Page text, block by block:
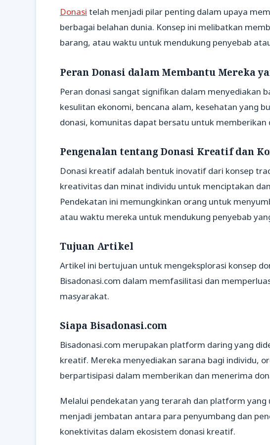
Donasi telah menjadi pilar penting dalam upaya
berbagai belahan dunia. Konsep ini melibatkan
barang, atau waktu untuk mendukung penyebab
Peran Donasi dalam Membantu Mereka
Peran donasi sangat signifikan dalam menyediakan
kesulitan ekonomi, bencana alam, kesehatan yang
donasi, komunitas dapat bersatu untuk memberikan
Pengenalan tentang Donasi Kreatif dan
Donasi kreatif adalah bentuk inovatif dari konsep
kreativitas dan minat individu untuk menciptakan
Pendekatan ini memungkinkan orang untuk
atau waktu mereka untuk mendukung penyebab
Tujuan Artikel
Artikel ini bertujuan untuk mengeksplorasi konsep
Bisadonasi.com dalam memfasilitasi dan
masyarakat.
Siapa Bisadonasi.com
Bisadonasi.com merupakan platform daring yang
kreatif. Mereka menyediakan sarana bagi individu,
berpartisipasi dalam memberikan dan menerima
Melalui pendekatan yang terarah dan platform yang
menjadi jembatan antara para penyumbang dan
konektivitas dalam ekosistem donasi kreatif.